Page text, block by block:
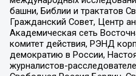
башни, Библии и трактатов
Гражданский Совет, Центр
Академическая сеть
комитет действия, РЭНД
демократию в России,
журналистов-